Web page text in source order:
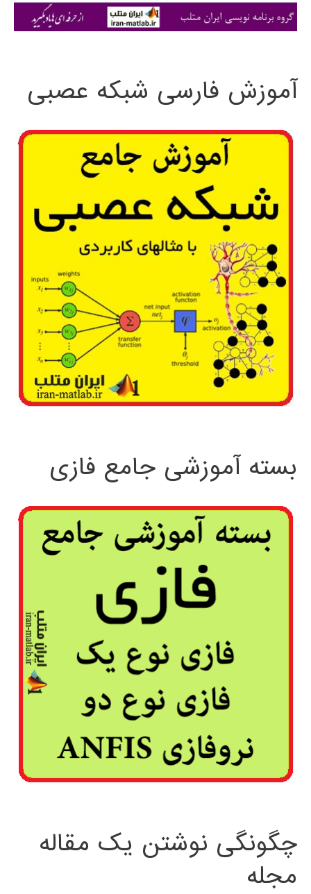
ی
آموزش فارسی شبکه عصبی
بسته آموزشی جامع فازی
چگونگی نوشتن یک مقاله
مجله